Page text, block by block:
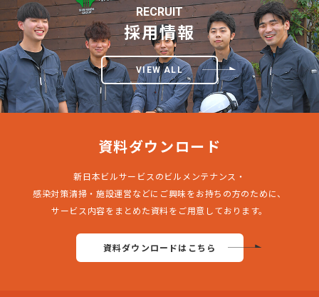
RECRUIT
採用情報
VIEW ALL
資料ダウンロード
新日本ビルサービスのビルメンテナンス・
感染対策清掃・施設運営などにご興味をお持ちの方のために、
サービス内容をまとめた資料をご用意しております。
資料ダウンロードはこちら